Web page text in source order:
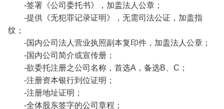
-签署《公司委托书》，加盖法人公章；
-提供《无犯罪记录证明》，无需司法公证，加盖指
纹；
-国内公司法人营业执照副本复印件，加盖法人公章；
-国内公司简介或宣传册；
-欲委托注册之公司名称，首选A，备选B、C；
-注册资本银行到位证明；
-注册地址证明；
-全体股东签字的公司章程；